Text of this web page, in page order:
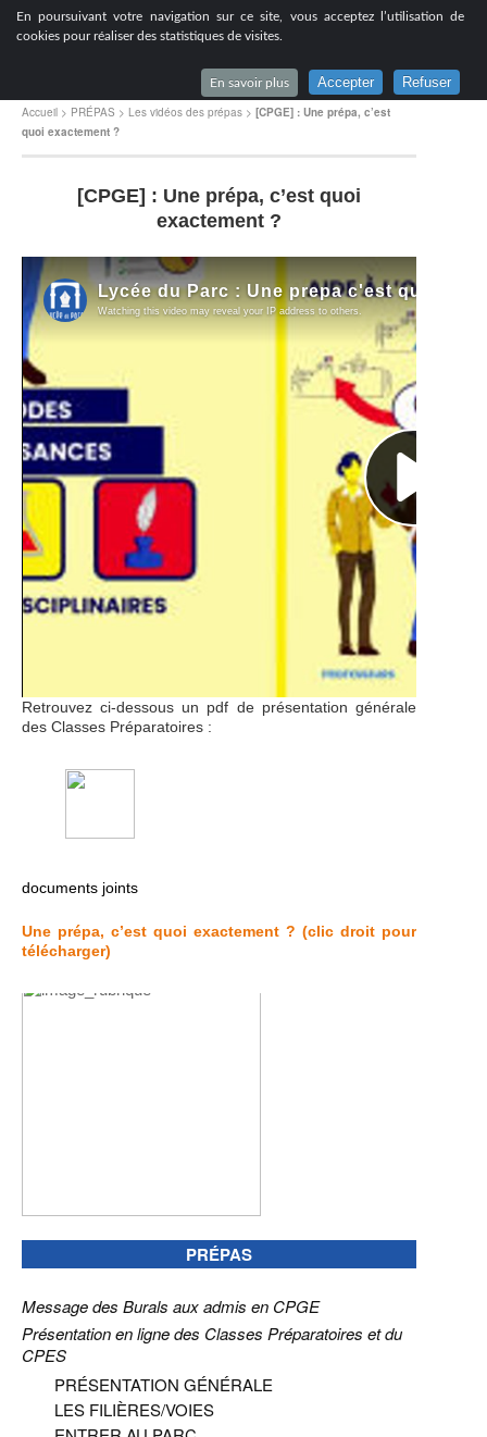
En poursuivant votre navigation sur ce site, vous acceptez l’utilisation de
cookies pour réaliser des statistiques de visites.
En savoir plus Accepter Refuser
Lycée du Parc à Lyon
Accueil > PRÉPAS > Les vidéos des prépas > [CPGE] : Une prépa, c’est
quoi exactement ?
[CPGE] : Une prépa, c’est quoi
exactement ?
Retrouvez ci-dessous un pdf de présentation générale
des Classes Préparatoires :
documents joints
Une prépa, c’est quoi exactement ? (clic droit pour
télécharger)
PRÉPAS
Message des Burals aux admis en CPGE
Présentation en ligne des Classes Préparatoires et du
CPES
PRÉSENTATION GÉNÉRALE
LES FILIÈRES/VOIES